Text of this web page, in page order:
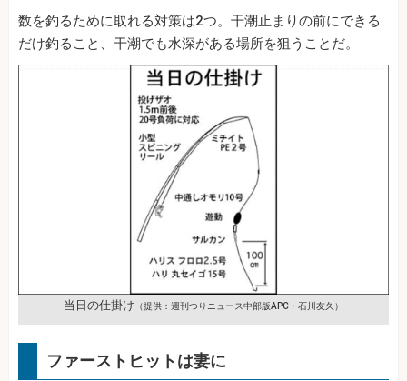
数を釣るために取れる対策は2つ。干潮止まりの前にできる
だけ釣ること、干潮でも水深がある場所を狙うことだ。
当日の仕掛け （提供：週刊つりニュース中部版APC・石川友久）
ファーストヒットは妻に